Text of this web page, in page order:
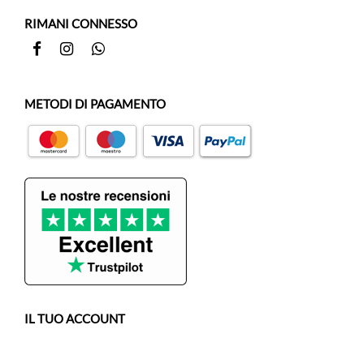
METODI DI PAGAMENTO
RIMANI CONNESSO
FacebookInstagramWhatsapp
IL TUO ACCOUNT